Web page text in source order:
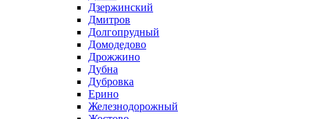
Дзержинский
Дмитров
Долгопрудный
Домодедово
Дрожжино
Дубна
Дубровка
Ерино
Железнодорожный